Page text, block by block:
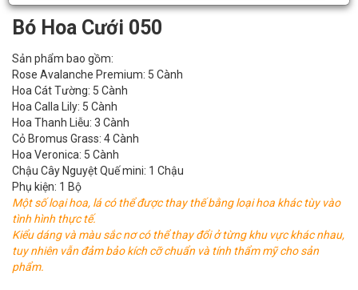
Bó Hoa Cưới 050
Sản phẩm bao gồm:
Rose Avalanche Premium: 5 Cành
Hoa Cát Tường: 5 Cành
Hoa Calla Lily: 5 Cành
Hoa Thanh Liễu: 3 Cành
Cỏ Bromus Grass: 4 Cành
Hoa Veronica: 5 Cành
Chậu Cây Nguyệt Quế mini: 1 Chậu
Phụ kiện: 1 Bộ
Một số loại hoa, lá có thể được thay thế bằng loại hoa khác tùy vào
tình hình thực tế.
Kiểu dáng và màu sắc nơ có thể thay đổi ở từng khu vực khác nhau,
tuy nhiên vẫn đảm bảo kích cỡ chuẩn và tính thẩm mỹ cho sản
phẩm.